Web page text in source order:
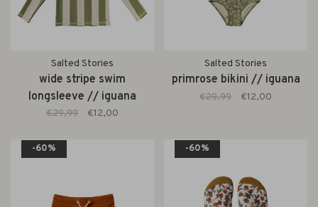
Salted Stories
wide stripe swim
longsleeve // iguana
€29,99 €12,00
Salted Stories
primrose bikini // iguana
€29,99 €12,00
-60% -60%